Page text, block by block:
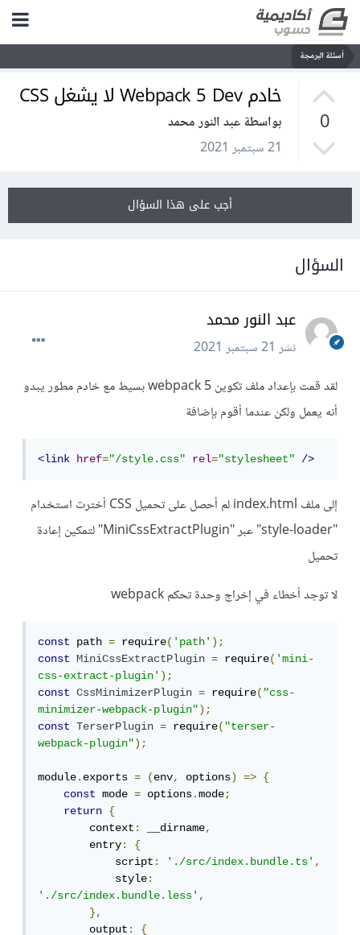
أسئلة البرمجة
0
خادم Webpack 5 Dev لا يشغل CSS
بواسطة عبد النور محمد
21 سبتمبر 2021
أجب على هذا السؤال
السؤال
عبد النور محمد
نشر21 سبتمبر 2021
لقد قمت بإعداد ملف تكوين webpack 5 بسيط مع خادم مطور يبدو
أنه يعمل ولكن عندما أقوم بإضافة
<link href="/style.css" rel="stylesheet" />
إلى ملف index.html لم أحصل على تحميل CSS أخترت استخدام
"style-loader" عبر "MiniCssExtractPlugin" لتمكين إعادة
تحميل
لا توجد أخطاء في إخراج وحدة تحكم webpack
const path = require('path');
const
MiniCssExtractPlugin = require('mini-
css-extract-plugin');
const
CssMinimizerPlugin = require("css-
minimizer-webpack-plugin");
const
TerserPlugin = require("terser-
webpack-plugin");
module.exports = (env, options) =>
{
const mode = options.mode;
return
{
        context
: __dirname,
        entry
:
{
            script
: './src/index.bundle.ts',
            style
:
'./src/index.bundle.less',
},
        output
:
{